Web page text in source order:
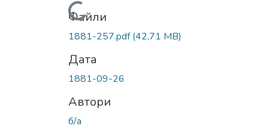
Вантажиться...
Файли
1881-257.pdf(42,71 MB)
Дата
1881-09-26
Автори
б/а